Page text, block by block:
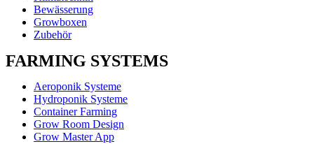
Bewässerung
Growboxen
Zubehör
FARMING SYSTEMS
Aeroponik Systeme
Hydroponik Systeme
Container Farming
Grow Room Design
Grow Master App